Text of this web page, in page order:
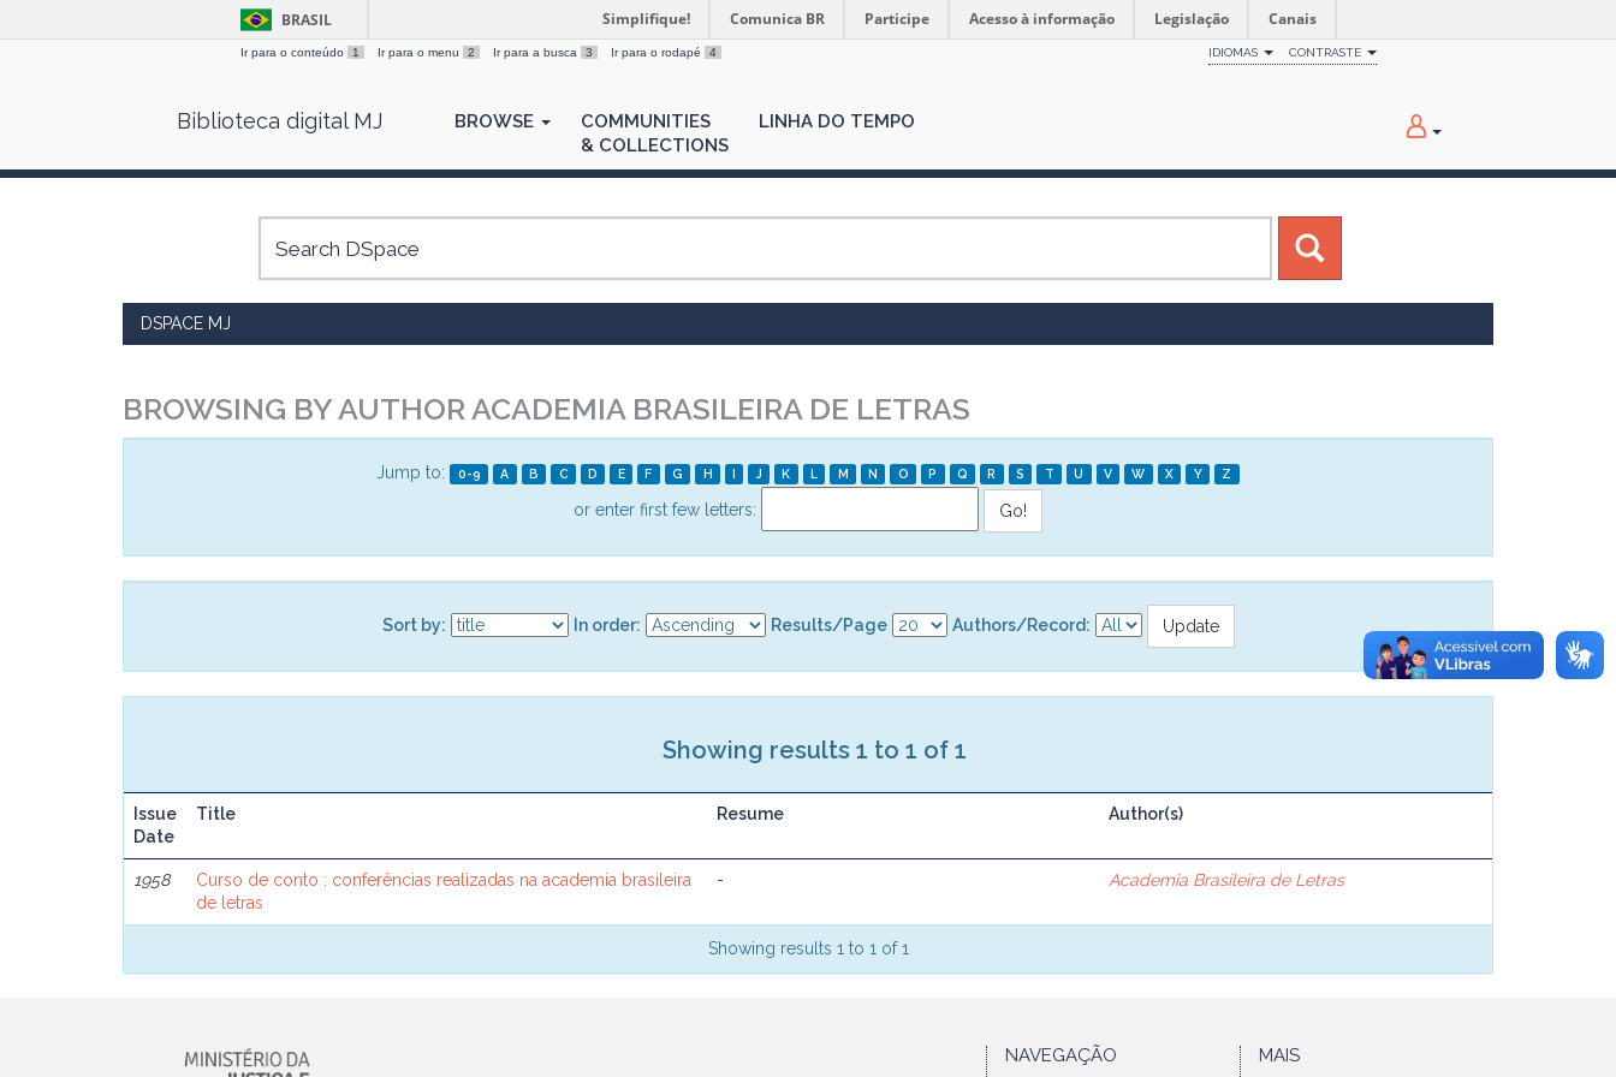
BRASIL Simplifique! Comunica BR Participe Acesso à informação Legislação Canais
Ir para o conteúdo 1 Ir para o menu 2 Ir para a busca 3 Ir para o rodapé 4 IDIOMAS CONTRASTE
Biblioteca digital MJ BROWSE
COMMUNITIES
& COLLECTIONS
LINHA DO TEMPO
DSPACE MJ
BROWSING BY AUTHOR ACADEMIA BRASILEIRA DE LETRAS
Jump to: 0-9 A B C D E F G H I J K L M N O P Q R S T U V W X Y Z
or enter first few letters:
Sort by: In order: Results/Page Authors/Record:
Showing results 1 to 1 of 1
Issue
Date
Title Resume Author(s)
1958
Curso de conto : conferências realizadas na academia brasileira
de letras
- Academia Brasileira de Letras
Showing results 1 to 1 of 1
NAVEGAÇÃO MAIS